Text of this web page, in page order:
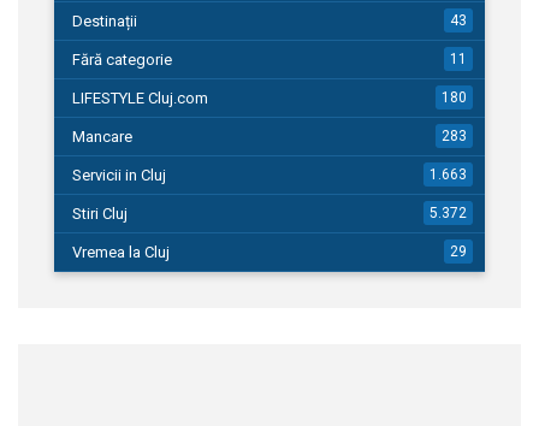
Destinații 43
Fără categorie 11
LIFESTYLE Cluj.com 180
Mancare 283
Servicii in Cluj 1.663
Stiri Cluj 5.372
Vremea la Cluj 29